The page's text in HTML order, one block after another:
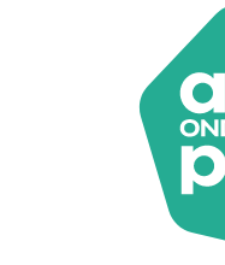
Oldenzaal
Ophemert
Peize
Purmerend
Roden